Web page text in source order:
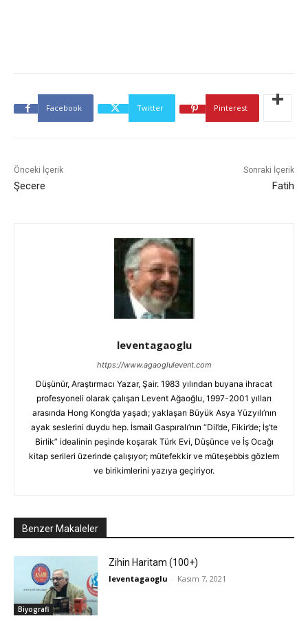
Facebook Twitter Pinterest
Önceki İçerik
Şecere
Sonraki İçerik
Fatih
leventagaoglu
https://www.agaoglulevent.com
Düşünür, Araştırmacı Yazar, Şair. 1983 yılından buyana ihracat
profesyoneli olarak çalışan Levent Ağaoğlu, 1997-2001 yılları
arasında Hong Kong’da yaşadı; yaklaşan Büyük Asya Yüzyılı’nın
ayak seslerini duydu hep. İsmail Gaspıralı’nın “Dil’de, Fikir’de; İş’te
Birlik” idealinin peşinde koşarak Türk Evi, Düşünce ve İş Ocağı
kitap serileri üzerinde çalışıyor; mütefekkir ve müteşebbis gözlem
ve birikimlerini yazıya geçiriyor.
Benzer Makaleler
Biyografi
Zihin Haritam (100+)
leventagaoglu - Kasım 7, 2021